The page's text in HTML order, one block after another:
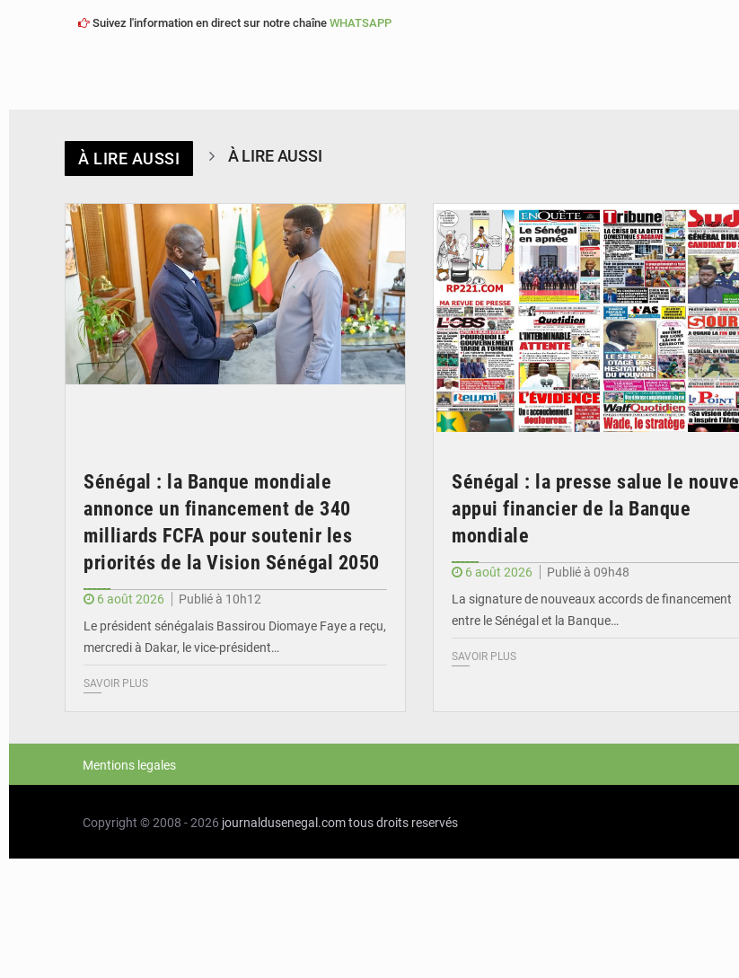
Suivez l'information en direct sur notre chaîne WHATSAPP
À LIRE AUSSI À LIRE AUSSI
Sénégal : la Banque mondiale
annonce un financement de 340
milliards FCFA pour soutenir les
priorités de la Vision Sénégal 2050
6 août 2026
Publié à 10h12
Le président sénégalais Bassirou Diomaye Faye a reçu,
mercredi à Dakar, le vice-président…
SAVOIR PLUS
Sénégal : la presse salue le nouvel
appui financier de la Banque
mondiale
6 août 2026
Publié à 09h48
La signature de nouveaux accords de financement
entre le Sénégal et la Banque…
SAVOIR PLUS
Mentions legales
Copyright © 2008 - 2026 journaldusenegal.comtous droits reservés